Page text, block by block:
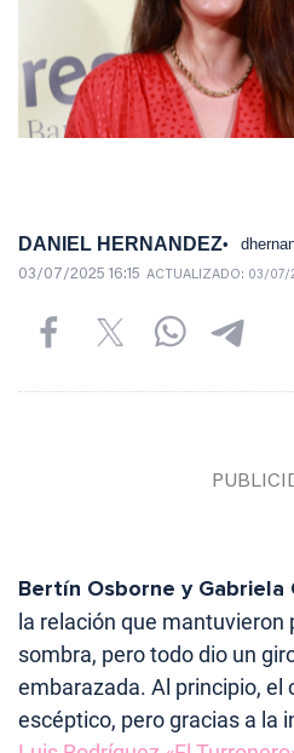
DANIEL HERNANDEZ
03/07/2025 16:15 ACTUALIZADO: 03/07/
Bertín Osborne y Gabriela
la relación que mantuvieron
sombra, pero todo dio un
embarazada. Al principio, el
escéptico, pero gracias a la